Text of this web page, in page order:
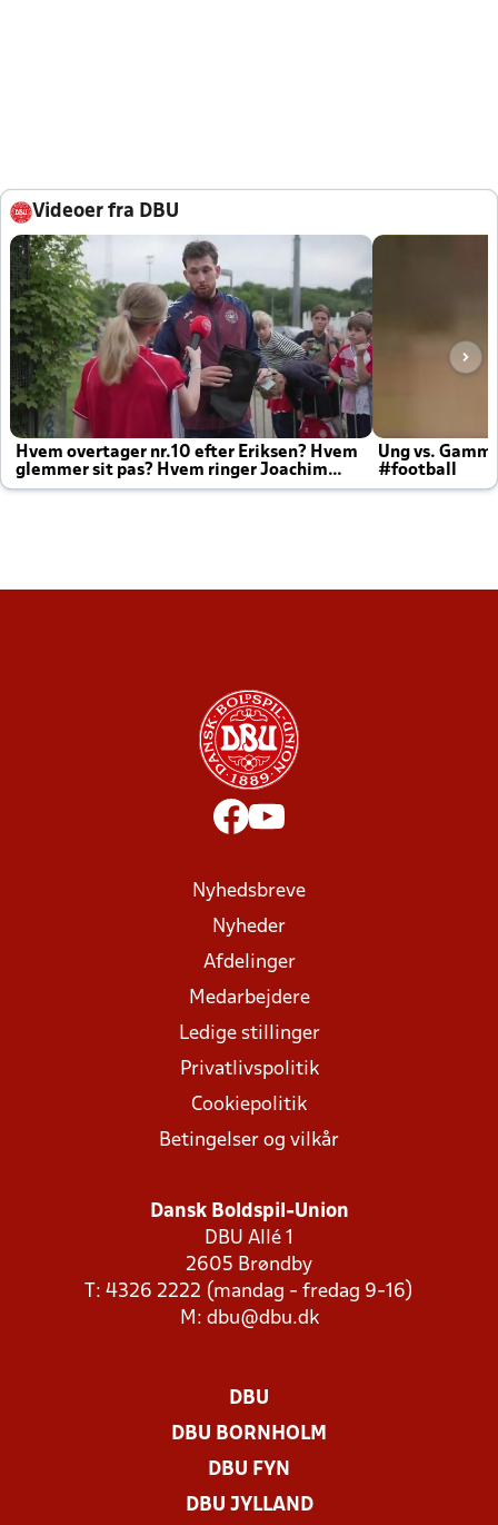
Videoer fra DBU
Hvem overtager nr.10 efter Eriksen? Hvem
glemmer sit pas? Hvem ringer Joachim
altid til efter kampe?
Ung vs.
#football
Nyhedsbreve
Nyheder
Afdelinger
Medarbejdere
Ledige stillinger
Privatlivspolitik
Cookiepolitik
Betingelser og vilkår
Dansk Boldspil-Union
DBU Allé 1
2605 Brøndby
T: 4326 2222 (mandag - fredag 9-16)
M: dbu@dbu.dk
DBU
DBU BORNHOLM
DBU FYN
DBU JYLLAND